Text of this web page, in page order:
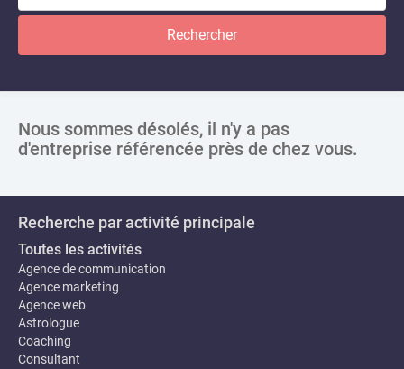
Rechercher
Nous sommes désolés, il n'y a pas
d'entreprise référencée près de chez vous.
Recherche par activité principale
Toutes les activités
Agence de communication
Agence marketing
Agence web
Astrologue
Coaching
Consultant